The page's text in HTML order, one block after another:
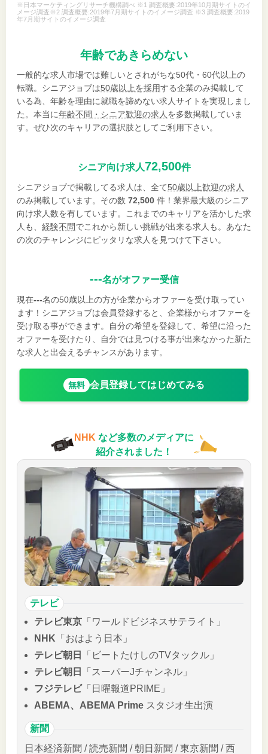
※日本マーケティングリサーチ機構調べ ※1 調査概要:2019年10月期サイトのイ
メージ調査※2 調査概要:2019年7月期サイトのイメージ調査 ※3 調査概要:2019
年7月期サイトのイメージ調査
年齢であきらめない
一般的な求人市場では難しいとされがちな50代・60代以上の
転職。シニアジョブは50歳以上を採用する企業のみ掲載して
いる為、年齢を理由に就職を諦めない求人サイトを実現しまし
た。本当に年齢不問・シニア歓迎の求人 を多数掲載していま
す。ぜひ次のキャリアの選択肢としてご利用下さい。
シニア向け求人72,500件
シニアジョブで掲載してる求人は、全て50歳以上歓迎の求人
のみ掲載しています。その数 72,500 件！業界最大級のシニア
向け求人数を有しています。これまでのキャリアを活かした求
人も、 経験不問でこれから新しい挑戦が出来る求人も。あなた
の次のチャレンジにピッタリな求人を見つけて下さい。
---名がオファー受信
現在---名の50歳以上の方が企業からオファーを受け取ってい
ます！シニアジョブは会員登録すると、企業様からオファーを
受け取る事ができます。自分の希望を登録して、希望に沿った
オファーを受けたり、自分では見つける事が出来なかった新た
な求人と出会えるチャンスがあります。
無料 会員登録してはじめてみる
NHK など多数のメディアに
紹介されました！
テレビ
テレビ東京 「ワールドビジネスサテライト」
NHK 「おはよう日本」
テレビ朝日
「ビートたけしのTVタックル」
テレビ朝日
「スーパーJチャンネル」
フジテレビ「日曜報道PRIME」
ABEMA、ABEMA Prime スタジオ生出演
新聞
日本経済新聞 / 読売新聞 / 朝日新聞 / 東京新聞 / 西